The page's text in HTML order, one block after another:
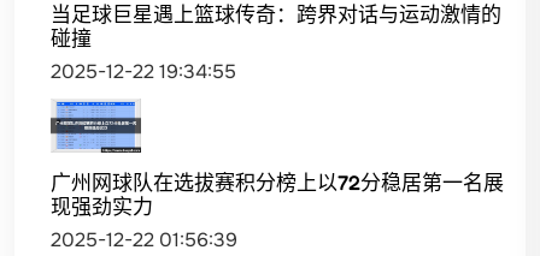
当足球巨星遇上篮球传奇：跨界对话与运动激情的
碰撞
2025-12-22 19:34:55
广州网球队在选拔赛积分榜上以72分稳居第一名展
现强劲实力
2025-12-22 01:56:39